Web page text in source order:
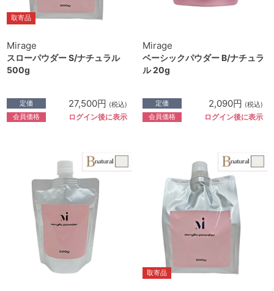
取寄品
Mirage
スローパウダー S/ナチュラル
500g
定価 27,500円 (税込)
会員価格 ログイン後に表示
Mirage
ベーシックパウダー B/ナチュラ
ル 20g
定価 2,090円 (税込)
会員価格 ログイン後に表示
取寄品